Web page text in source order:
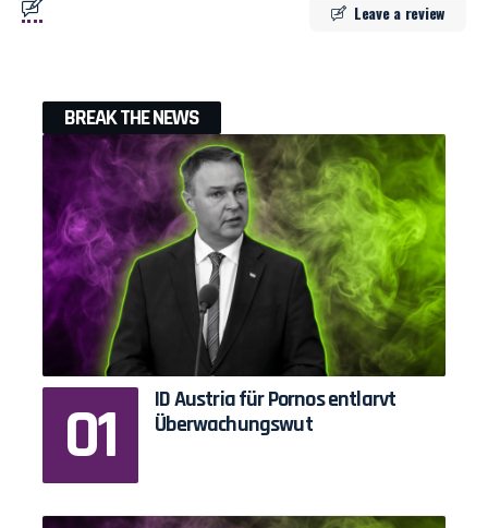
Leave a review
BREAK THE NEWS
ID Austria für Pornos entlarvt
Überwachungswut